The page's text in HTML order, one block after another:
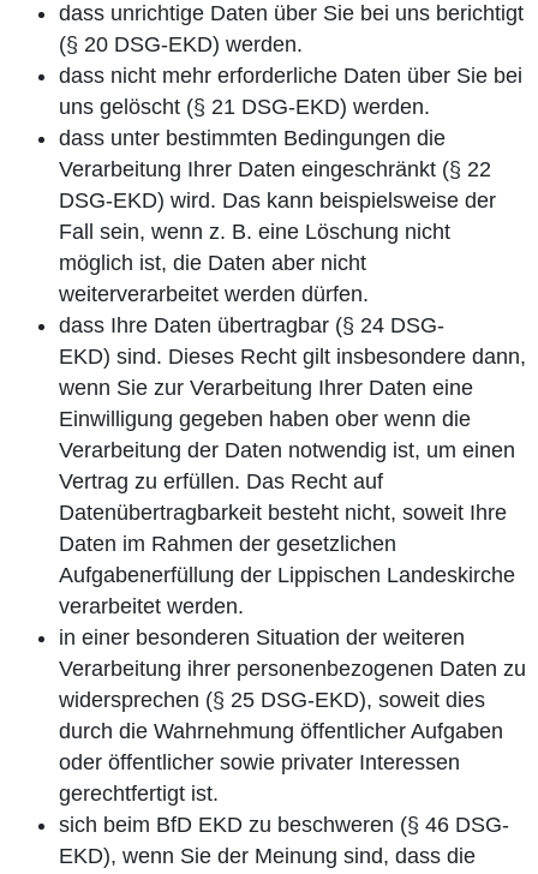
dass unrichtige Daten über Sie bei uns berichtigt
(§ 20 DSG-EKD) werden.
dass nicht mehr erforderliche Daten über Sie bei
uns gelöscht (§ 21 DSG-EKD) werden.
dass unter bestimmten Bedingungen die
Verarbeitung Ihrer Daten eingeschränkt (§ 22
DSG-EKD) wird. Das kann beispielsweise der
Fall sein, wenn z. B. eine Löschung nicht
möglich ist, die Daten aber nicht
weiterverarbeitet werden dürfen.
dass Ihre Daten übertragbar (§ 24 DSG-
EKD) sind. Dieses Recht gilt insbesondere dann,
wenn Sie zur Verarbeitung Ihrer Daten eine
Einwilligung gegeben haben ober wenn die
Verarbeitung der Daten notwendig ist, um einen
Vertrag zu erfüllen. Das Recht auf
Datenübertragbarkeit besteht nicht, soweit Ihre
Daten im Rahmen der gesetzlichen
Aufgabenerfüllung der Lippischen Landeskirche
verarbeitet werden.
in einer besonderen Situation der weiteren
Verarbeitung ihrer personenbezogenen Daten zu
widersprechen (§ 25 DSG-EKD), soweit dies
durch die Wahrnehmung öffentlicher Aufgaben
oder öffentlicher sowie privater Interessen
gerechtfertigt ist.
sich beim BfD EKD zu beschweren (§ 46 DSG-
EKD), wenn Sie der Meinung sind, dass die